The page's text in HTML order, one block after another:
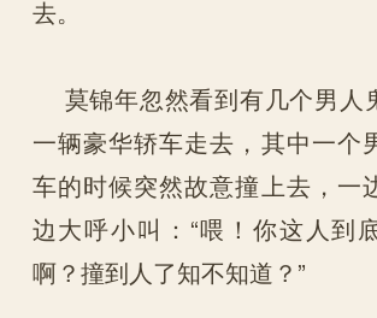
去。
莫锦年忽然看到有几个男人
一辆豪华轿车走去，其中一个
车的时候突然故意撞上去，一
边大呼小叫：“喂！你这人到
啊？撞到人了知不知道？”